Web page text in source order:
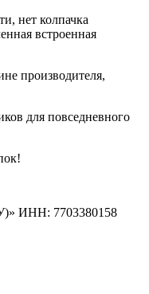
нет колпачка
встроенная
производителя,
для повседневного
ИНН: 7703380158